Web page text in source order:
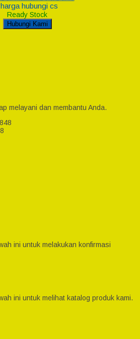
hubungi cs
Ready Stock
Hubungi Kami
melayani dan membantu Anda.
ini untuk melakukan konfirmasi
ini untuk melihat katalog produk kami.